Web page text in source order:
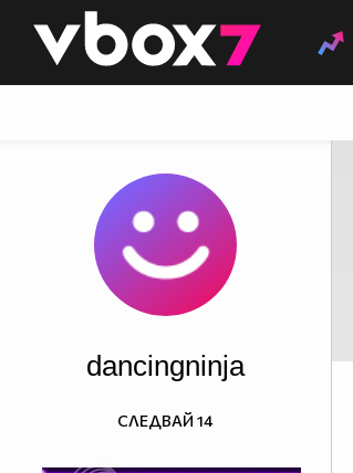
👾
dancingninja
СЛЕДВАЙ 14